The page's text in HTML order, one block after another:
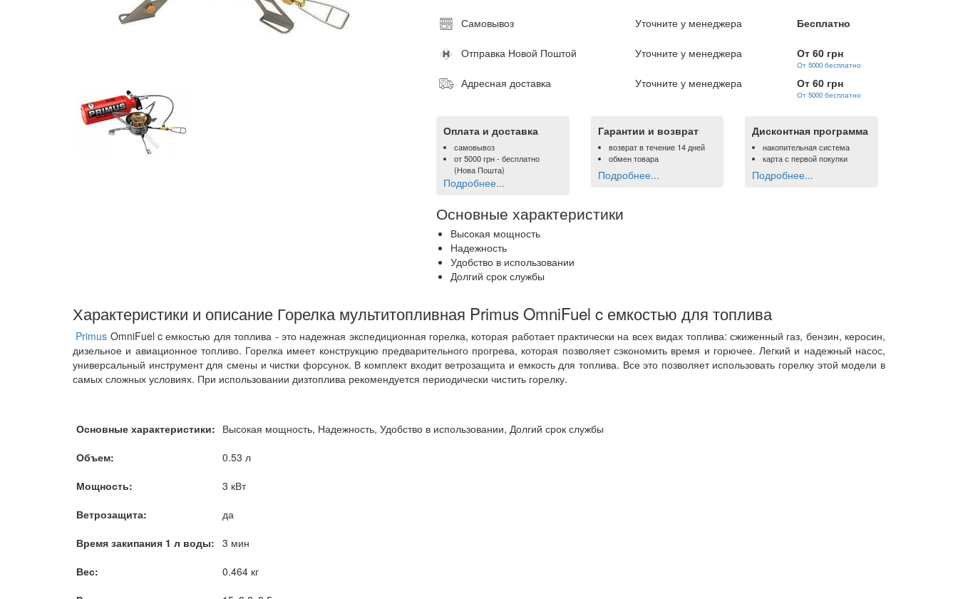
Самовывоз Уточните у менеджера Бесплатно
Отправка Новой Поштой Уточните у менеджера От 60 грн
От 5000 бесплатно
Адресная доставка Уточните у менеджера От 60 грн
От 5000 бесплатно
Оплата и доставка
самовывоз
от5000 грн- бесплатно
(Нова Пошта)
Подробнее...
Гарантии и возврат
возврат в течение 14 дней
обмен товара
Подробнее...
Дисконтная программа
накопительная система
карта с первой покупки
Подробнее...
Основные характеристики
Высокая мощность
Надежность
Удобство в использовании
Долгий срок службы
Характеристики и описание Горелка мультитопливная Primus OmniFuel c емкостью для топлива
Primus OmniFuel c емкостью для топлива - это надежная экспедиционная горелка, которая работает практически на всех видах топлива: сжиженный газ, бензин, керосин,
дизельное и авиационное топливо. Горелка имеет конструкцию предварительного прогрева, которая позволяет сэкономить время и горючее. Легкий и надежный насос,
универсальный инструмент для смены и чистки форсунок. В комплект входит ветрозащита и емкость для топлива. Все это позволяет использовать горелку этой модели в
самых сложных условиях. При использовании дизтоплива рекомендуется периодически чистить горелку.
Основные характеристики: Высокая мощность, Надежность, Удобство в использовании, Долгий срок службы
Объем:
0.53 л
Мощность:
3 кВт
Ветрозащита:
да
Время закипания 1 л воды: 3 мин
Вес:
0.464 кг